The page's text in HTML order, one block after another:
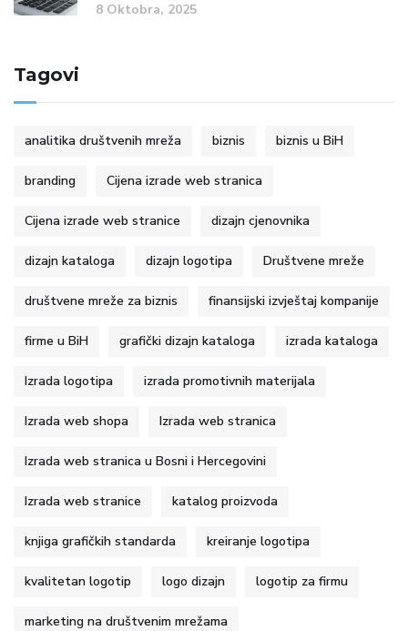
8 Oktobra, 2025
Tagovi
analitika društvenih mreža biznis biznis u BiH
branding Cijena izrade web stranica
Cijena izrade web stranice dizajn cjenovnika
dizajn kataloga dizajn logotipa Društvene mreže
društvene mreže za biznis finansijski izvještaj kompanije
firme u BiH grafički dizajn kataloga izrada kataloga
Izrada logotipa izrada promotivnih materijala
Izrada web shopa Izrada web stranica
Izrada web stranica u Bosni i Hercegovini
Izrada web stranice katalog proizvoda
knjiga grafičkih standarda kreiranje logotipa
kvalitetan logotip logo dizajn logotip za firmu
marketing na društvenim mrežama